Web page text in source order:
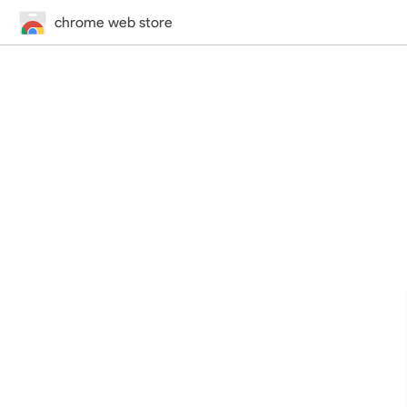
chrome web store